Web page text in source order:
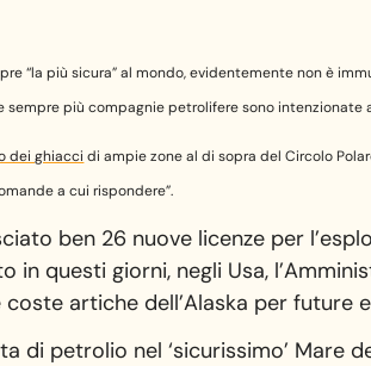
“la più sicura” al mondo, evidentemente non è
più compagnie petrolifere sono intenzionate
dei ghiacci di ampie zone al di sopra del Circolo
a cui rispondere”.
ben 26 nuove licenze per
in questi giorni, negli Usa,
artiche dell’Alaska per future
di petrolio nel ‘sicurissimo’ Mare